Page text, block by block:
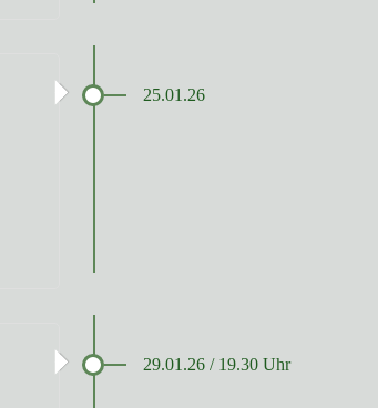
25.01.26
29.01.26 / 19.30 Uhr